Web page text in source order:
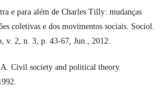
e para além de Charles Tilly: mudanças
coletivas e dos movimentos sociais. Sociol.
v. 2, n. 3, p. 43-67, Jun., 2012.
Civil society and political theory.